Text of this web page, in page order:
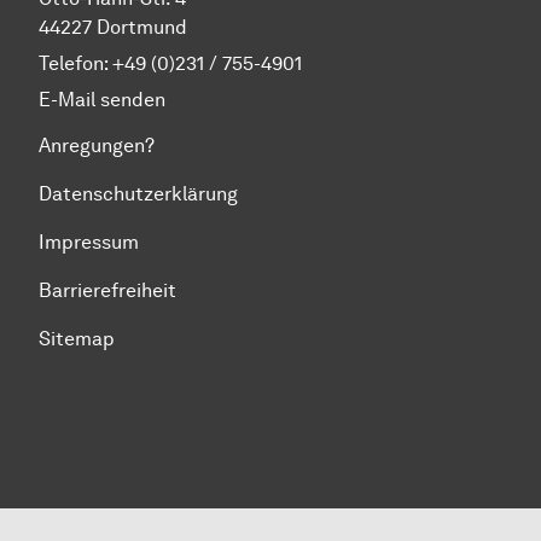
44227 Dortmund
Telefon: +49 (0)231 / 755-4901
E-Mail senden
Anregungen?
Datenschutzerklärung
Impressum
Barrierefreiheit
Sitemap